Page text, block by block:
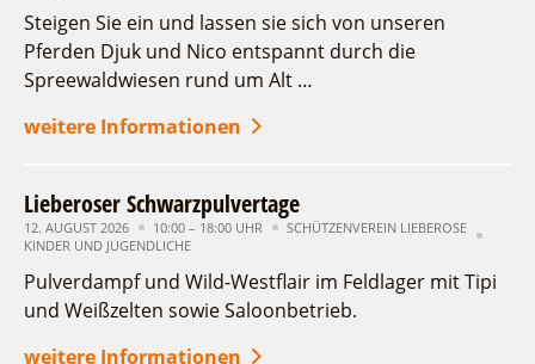
Steigen Sie ein und lassen sie sich von unseren
Pferden Djuk und Nico entspannt durch die
Spreewaldwiesen rund um Alt …
weitere Informationen
Lieberoser Schwarzpulvertage
12. AUGUST 2026 10:00 – 18:00 UHR
SCHÜTZENVEREIN LIEBEROSE
KINDER UND JUGENDLICHE
Pulverdampf und Wild-Westflair im Feldlager mit Tipi
und Weißzelten sowie Saloonbetrieb.
weitere Informationen